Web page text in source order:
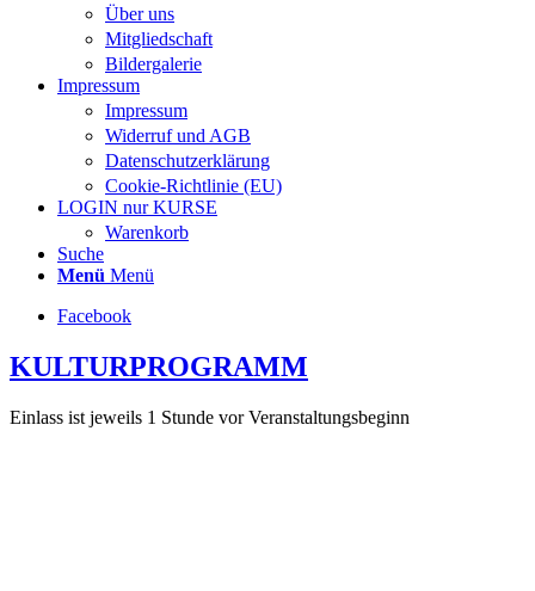
Über uns
Mitgliedschaft
Bildergalerie
Impressum
Impressum
Widerruf und AGB
Datenschutzerklärung
Cookie-Richtlinie (EU)
LOGIN nur KURSE
Warenkorb
Suche
Menü Menü
Facebook
KULTURPROGRAMM
Einlass ist jeweils 1 Stunde vor Veranstaltungsbeginn